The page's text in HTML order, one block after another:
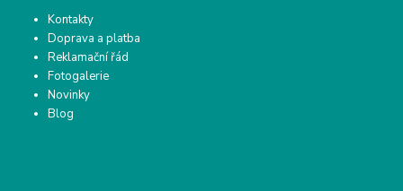
Kontakty
Doprava a platba
Reklamační řád
Fotogalerie
Novinky
Blog